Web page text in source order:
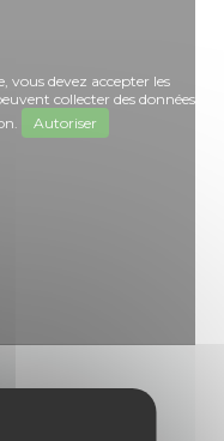
vous devez accepter les
collecter des données
Autoriser